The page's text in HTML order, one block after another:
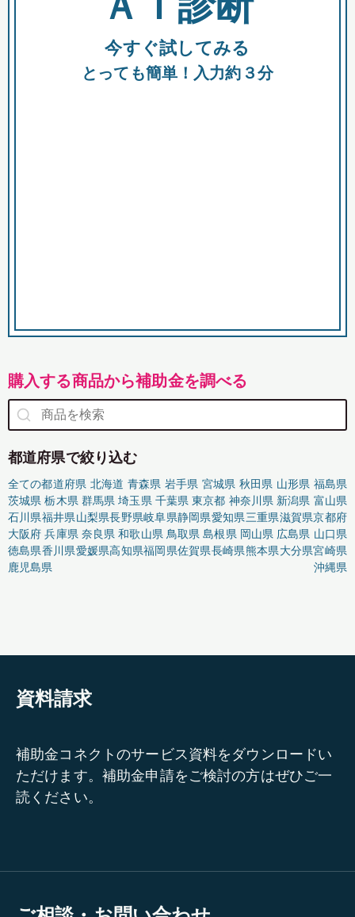
今すぐ試してみる
とっても簡単！入力約３分
購入する商品から補助金を調べる
都道府県で絞り込む
全ての都道府県 北海道 青森県 岩手県 宮城県 秋田県 山形県 福島県
茨城県 栃木県 群馬県 埼玉県 千葉県 東京都 神奈川県 新潟県 富山県
石川県福井県山梨県長野県岐阜県静岡県愛知県三重県滋賀県京都府
大阪府 兵庫県 奈良県 和歌山県 鳥取県 島根県 岡山県 広島県 山口県
徳島県香川県愛媛県高知県福岡県佐賀県長崎県熊本県大分県宮崎県
鹿児島県
沖縄県
資料請求
補助金コネクトのサービス資料をダウンロードい
ただけます。補助金申請をご検討の方はぜひご一
読ください。